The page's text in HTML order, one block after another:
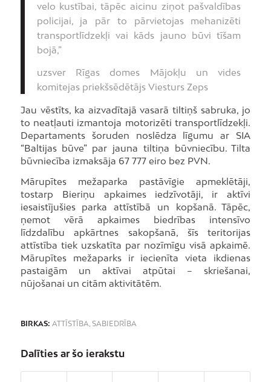
velo kustībai, tāpēc aicinu ziņot pašvaldības
policijai, ja pār to pārvietojas mehanizēti
transportlīdzekļi vai kāds jauno būvi tīšam
bojā,”
uzsver Rīgas domes Mājokļu un vides
komitejas priekšsēdētājs Viesturs Zeps
Jau vēstīts, ka aizvadītajā vasarā tiltiņš sabruka, jo
to neatļauti izmantoja motorizēti transportlīdzekļi.
Departaments šoruden noslēdza līgumu ar SIA
“Baltijas būve” par jauna tiltiņa būvniecību. Tilta
būvniecība izmaksāja 67 777 eiro bez PVN.
Mārupītes mežaparka pastāvīgie apmeklētāji,
tostarp Bieriņu apkaimes iedzīvotāji, ir aktīvi
iesaistījušies parka attīstībā un kopšanā. Tāpēc,
ņemot vērā apkaimes biedrības intensīvo
līdzdalību apkārtnes sakopšanā, šīs teritorijas
attīstība tiek uzskatīta par nozīmīgu visā apkaimē.
Mārupītes mežaparks ir iecienīta vieta ikdienas
pastaigām un aktīvai atpūtai – skriešanai,
nūjošanai un citām aktivitātēm.
BIRKAS: ATTĪSTĪBA, SABIEDRĪBA
Dalīties ar šo ierakstu